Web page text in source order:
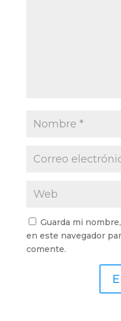
Guarda mi
en este navegador
comente.